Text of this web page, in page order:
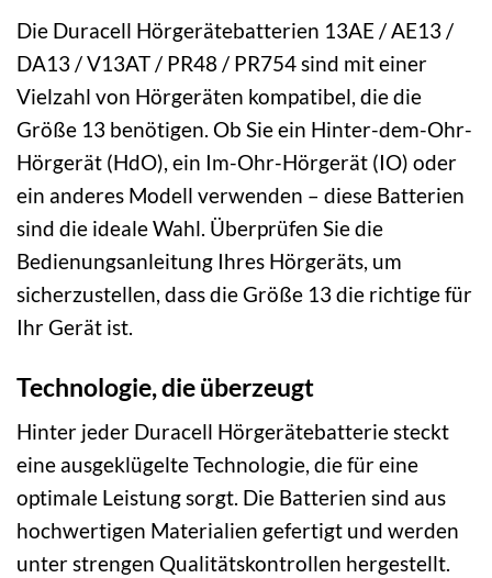
Die Duracell Hörgerätebatterien 13AE / AE13 /
DA13 / V13AT / PR48 / PR754 sind mit einer
Vielzahl von Hörgeräten kompatibel, die die
Größe 13 benötigen. Ob Sie ein Hinter-dem-Ohr-
Hörgerät (HdO), ein Im-Ohr-Hörgerät (IO) oder
ein anderes Modell verwenden – diese Batterien
sind die ideale Wahl. Überprüfen Sie die
Bedienungsanleitung Ihres Hörgeräts, um
sicherzustellen, dass die Größe 13 die richtige für
Ihr Gerät ist.
Technologie, die überzeugt
Hinter jeder Duracell Hörgerätebatterie steckt
eine ausgeklügelte Technologie, die für eine
optimale Leistung sorgt. Die Batterien sind aus
hochwertigen Materialien gefertigt und werden
unter strengen Qualitätskontrollen hergestellt.